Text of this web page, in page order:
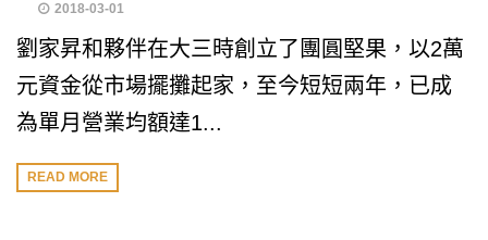
2018-03-01
劉家昇和夥伴在大三時創立了團圓堅果，以2萬
元資金從市場擺攤起家，至今短短兩年，已成
為單月營業均額達1...
READ MORE